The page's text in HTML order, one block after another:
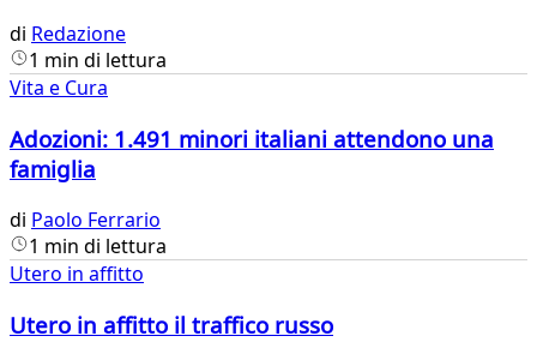
di Redazione
1 min di lettura
Vita e Cura
Adozioni: 1.491 minori italiani attendono una
famiglia
di Paolo Ferrario
1 min di lettura
Utero in affitto
Utero in affitto il traffico russo